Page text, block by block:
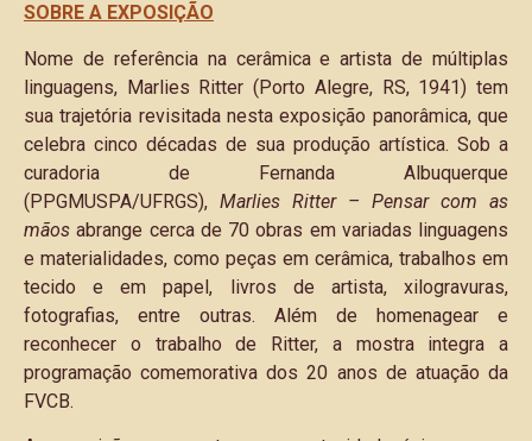
SOBRE A EXPOSIÇÃO
Nome de referência na cerâmica e artista de múltiplas
linguagens, Marlies Ritter (Porto Alegre, RS, 1941) tem
sua trajetória revisitada nesta exposição panorâmica, que
celebra cinco décadas de sua produção artística. Sob a
curadoria de Fernanda Albuquerque
(PPGMUSPA/UFRGS), Marlies Ritter – Pensar com as
mãos abrange cerca de 70 obras em variadas linguagens
e materialidades, como peças em cerâmica, trabalhos em
tecido e em papel, livros de artista, xilogravuras,
fotografias, entre outras. Além de homenagear e
reconhecer o trabalho de Ritter, a mostra integra a
programação comemorativa dos 20 anos de atuação da
FVCB.